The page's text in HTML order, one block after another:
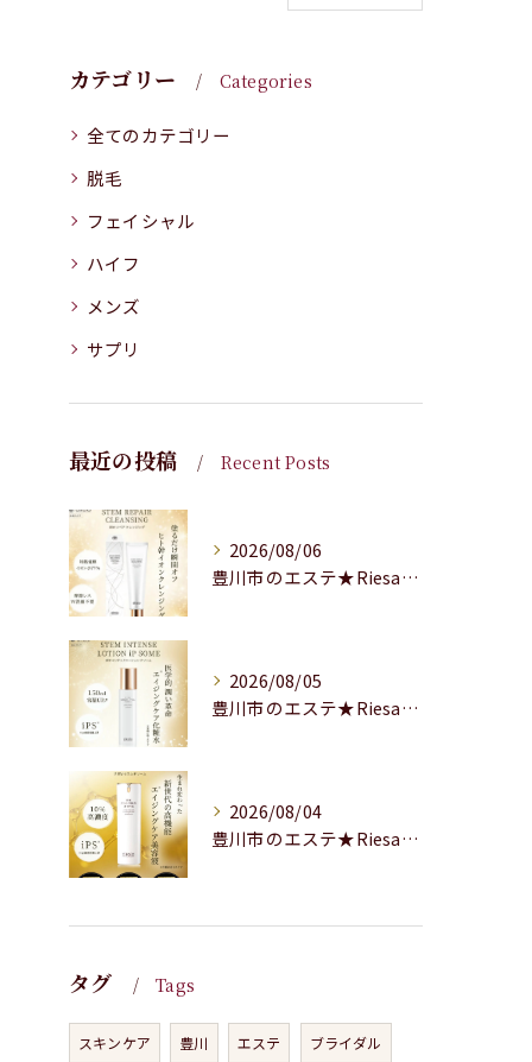
カテゴリー Categories
全てのカテゴリー
脱毛
フェイシャル
ハイフ
メンズ
サプリ
最近の投稿 Recent Posts
2026/08/06
豊川市のエステ★Riesaの商品紹介★
2026/08/05
豊川市のエステ★Riesaの商品のご紹介★
2026/08/04
豊川市のエステ★Riesaの商品のご紹介
タグ Tags
スキンケア 豊川 エステ ブライダル